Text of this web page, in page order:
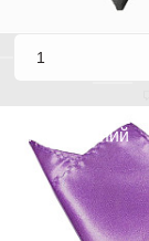
Популярний